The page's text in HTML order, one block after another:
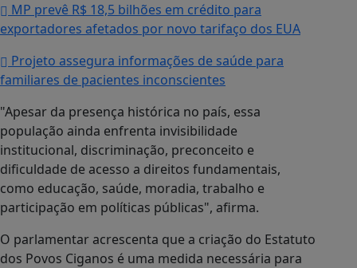
MP prevê R$ 18,5 bilhões em crédito para
exportadores afetados por novo tarifaço dos EUA
Projeto assegura informações de saúde para
familiares de pacientes inconscientes
"Apesar da presença histórica no país, essa
população ainda enfrenta invisibilidade
institucional, discriminação, preconceito e
dificuldade de acesso a direitos fundamentais,
como educação, saúde, moradia, trabalho e
participação em políticas públicas", afirma.
O parlamentar acrescenta que a criação do Estatuto
dos Povos Ciganos é uma medida necessária para